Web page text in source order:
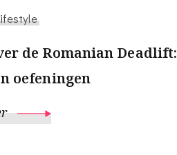
de Romanian Deadlift:
oefeningen